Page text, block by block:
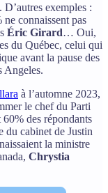
exemples :
ne connaissent pas
Éric Girard… Oui,
du Québec, celui qui
avant la pause des
Angeles.
à l’automne 2023,
le chef du Parti
60% des répondants
du cabinet de Justin
la ministre
Chrystia